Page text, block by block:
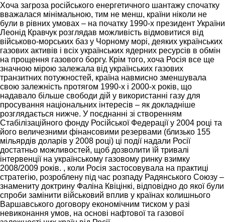
Хоча загроза російського енергетичного шантажу спочатку
вважалася мінімальною, тим не менш, країни ніколи не
були в рівних умовах – на початку 1990-х президент України
Леонід Кравчук розглядав можливість відмовитися від
військово-морських баз у Чорному морі, деяких українських
газових активів і всіх українських ядерних ресурсів в обмін
на прощення газового боргу. Крім того, хоча Росія все ще
значною мірою залежала від українських газових
транзитних потужностей, країна навмисно зменшувала
свою залежність протягом 1990-х і 2000-х років, що
надавало більше свободи дій у використанні газу для
просування національних інтересів – як докладніше
розглядається нижче. У поєднанні зі створенням
Стабілізаційного фонду Російської Федерації у 2004 році та
його величезними фінансовими резервами (близько 155
мільярдів доларів у 2008 році) ці події надали Росії
достатньо можливостей, щоб дозволити їй тривалі
інтервенції на українському газовому ринку взимку
2008/2009 років. , коли Росія застосовувала на практиці
стратегію, розроблену під час розпаду Радянського Союзу –
знамениту доктрину Фаліна Квіцінкі, відповідно до якої були
спроби замінити військовий вплив у країнах колишнього
Варшавського договору економічним тиском у разі
невиконання умов, на основі нафтової та газової